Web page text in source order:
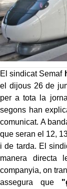
El sindicat Semaf
el dijous 26 de
per a tota la
segons han
comunicat. A
que seran el 12,
i de tarda. El
manera directa
companyia, on
assegura que